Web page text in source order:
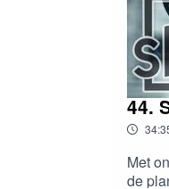
44.
Met
de